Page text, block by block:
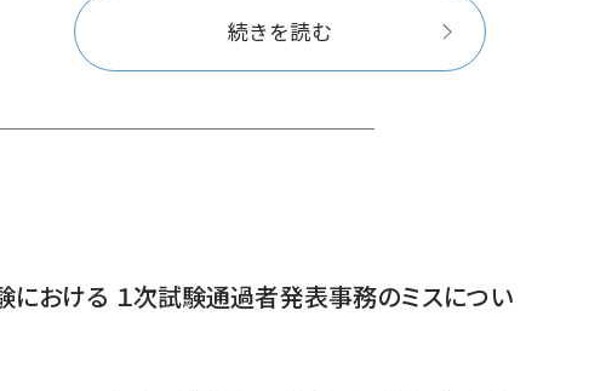
続きを読む
おける １次試験通過者発表事務のミスについ